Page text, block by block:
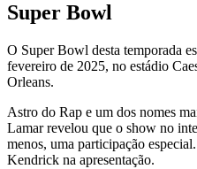
Super Bowl
O Super Bowl desta temporada
fevereiro de 2025, no estádio
Orleans.
Astro do Rap e um dos nomes
Lamar revelou que o show no
menos, uma participação
Kendrick na apresentação.